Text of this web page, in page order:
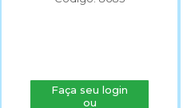
Faça seu login
ou